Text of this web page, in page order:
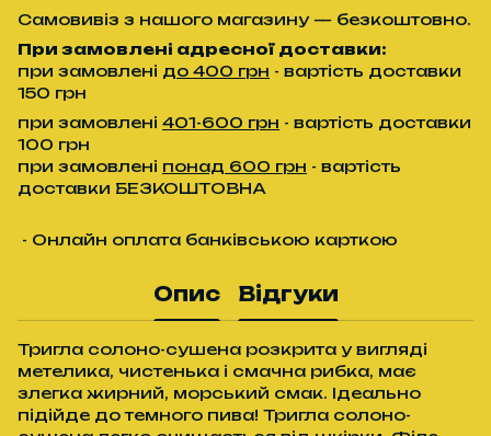
Самовивіз з нашого магазину — безкоштовно.
При замовлені адресної доставки:
при замовлені до 400 грн - вартість доставки
150 грн
при замовлені 401-600 грн - вартість доставки
100 грн
при замовлені понад 600 грн - вартість
доставки БЕЗКОШТОВНА
- Онлайн оплата банківською карткою
Опис Відгуки
Тригла солоно-сушена розкрита у вигляді
метелика, чистенька і смачна рибка, має
злегка жирний, морський смак. Ідеально
підійде до темного пива! Тригла солоно-